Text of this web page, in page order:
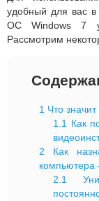
удобный для вас
ОС Windows 7
Рассмотрим
1 Что
1.1
Как
2 Как
компьютера
2.1